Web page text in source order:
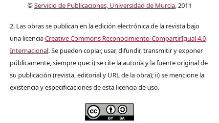
©Servicio de Publicaciones, Universidad de Murcia, 2011
2. Las obras se publican en la edición electrónica de la revista bajo
una licenciaCreative Commons Reconocimiento-CompartirIgual 4.0
Internacional. Se pueden copiar, usar, difundir, transmitir y exponer
públicamente, siempre que: i) se cite la autoría y la fuente original de
su publicación (revista, editorial y URL de la obra); ii) se mencione la
existencia y especificaciones de esta licencia de uso.